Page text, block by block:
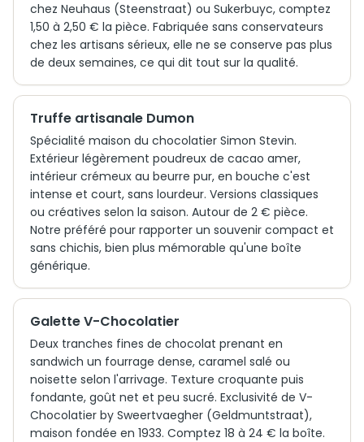
chez Neuhaus (Steenstraat) ou Sukerbuyc, comptez
1,50 à 2,50 € la pièce. Fabriquée sans conservateurs
chez les artisans sérieux, elle ne se conserve pas plus
de deux semaines, ce qui dit tout sur la qualité.
Truffe artisanale Dumon
Spécialité maison du chocolatier Simon Stevin.
Extérieur légèrement poudreux de cacao amer,
intérieur crémeux au beurre pur, en bouche c'est
intense et court, sans lourdeur. Versions classiques
ou créatives selon la saison. Autour de 2 € pièce.
Notre préféré pour rapporter un souvenir compact et
sans chichis, bien plus mémorable qu'une boîte
générique.
Galette V-Chocolatier
Deux tranches fines de chocolat prenant en
sandwich un fourrage dense, caramel salé ou
noisette selon l'arrivage. Texture croquante puis
fondante, goût net et peu sucré. Exclusivité de V-
Chocolatier by Sweertvaegher (Geldmuntstraat),
maison fondée en 1933. Comptez 18 à 24 € la boîte.